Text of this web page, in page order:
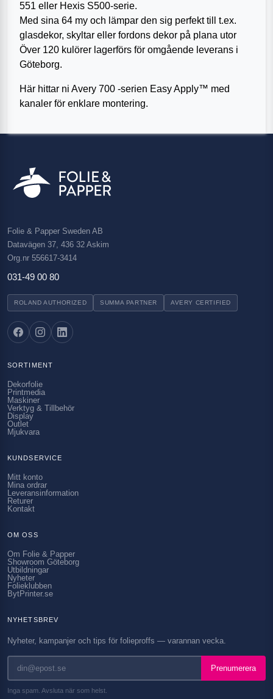
551 eller Hexis S500-serie.
Med sina 64 my och lämpar den sig perfekt till t.ex.
glasdekor, skyltar eller fordons dekor på plana utor
Över 120 kulörer lagerförs för omgående leverans i
Göteborg.
Här hittar ni Avery 700 -serien Easy Apply™ med
kanaler för enklare montering.
Folie & Papper Sweden AB
Datavägen 37, 436 32 Askim
Org.nr 556617-3414
031-49 00 80
ROLAND AUTHORIZED SUMMA PARTNER AVERY CERTIFIED
SORTIMENT
Dekorfolie
Printmedia
Maskiner
Verktyg & Tillbehör
Display
Outlet
Mjukvara
KUNDSERVICE
Mitt konto
Mina ordrar
Leveransinformation
Returer
Kontakt
OM OSS
Om Folie & Papper
Showroom Göteborg
Utbildningar
Nyheter
Folieklubben
BytPrinter.se
NYHETSBREV
Nyheter, kampanjer och tips för folieproffs — varannan vecka.
Prenumerera
Inga spam. Avsluta när som helst.